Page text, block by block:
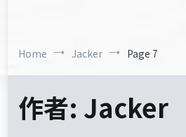
Home Jacker Page 7
作者: Jacker